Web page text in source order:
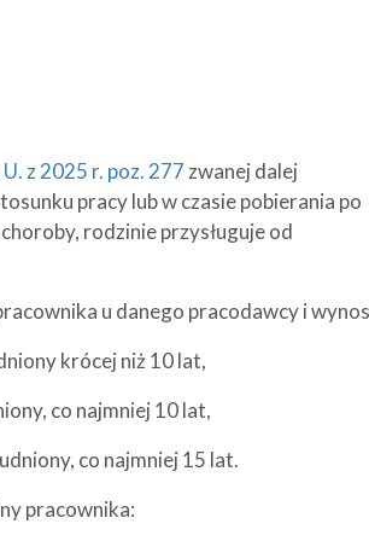
z 2025 r. poz. 277 zwanej dalej
pracy lub w czasie pobierania po
rodzinie przysługuje od
u danego pracodawcy i
krócej niż 10 lat,
co najmniej 10 lat,
co najmniej 15 lat.
pracownika: